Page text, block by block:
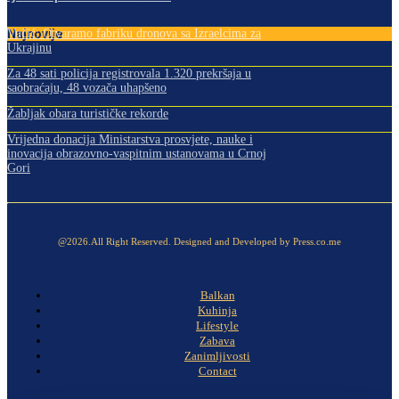
Najnovije
Vučić: Otvaramo fabriku dronova sa Izraelcima za
Ukrajinu
Za 48 sati policija registrovala 1.320 prekršaja u
saobraćaju, 48 vozača uhapšeno
Žabljak obara turističke rekorde
Vrijedna donacija Ministarstva prosvjete, nauke i
inovacija obrazovno-vaspitnim ustanovama u Crnoj
Gori
@2026.All Right Reserved. Designed and Developed by Press.co.me
Balkan
Kuhinja
Lifestyle
Zabava
Zanimljivosti
Contact